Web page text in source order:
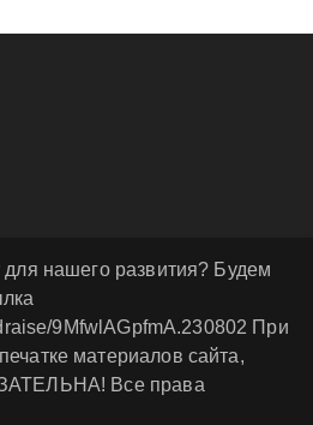
для нашего развития? Будем
9MfwlAGpfmA.230802 При
материалов сайта,
Все права